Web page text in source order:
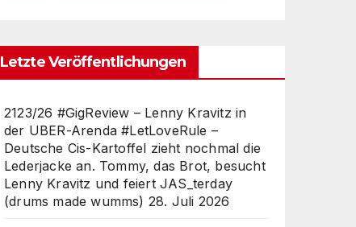
Letzte Veröffentlichungen
2123/26 #GigReview – Lenny Kravitz in
der UBER-Arenda #LetLoveRule –
Deutsche Cis-Kartoffel zieht nochmal die
Lederjacke an. Tommy, das Brot, besucht
Lenny Kravitz und feiert JAS_terday
(drums made wumms) 28. Juli 2026